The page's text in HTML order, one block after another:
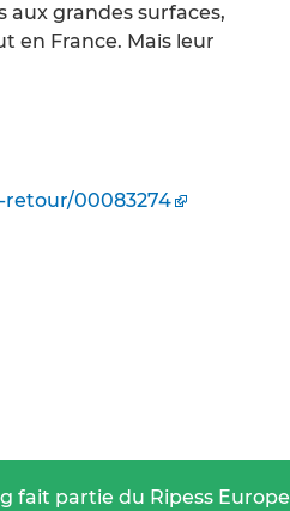
aux grandes surfaces,
en France. Mais leur
00083274
fait partie du Ripess Europe